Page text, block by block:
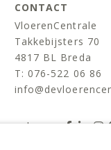
CONTACT
VloerenCentrale
Takkebijsters 70
4817 BL Breda
T:076-522 06 86
volg ons